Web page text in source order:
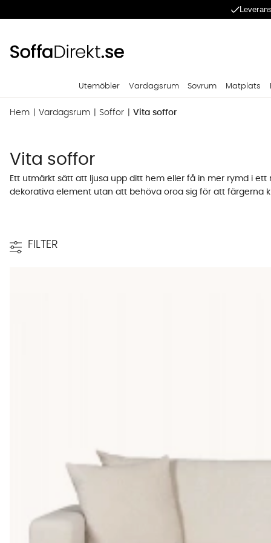
Utemöbler Vardagsrum Sovrum Matplats
Hem Vardagsrum Soffor Vita soffor
Vita soffor
Ett utmärkt sätt att ljusa upp ditt hem eller få in mer rymd i
dekorativa element utan att behöva oroa sig för att färgerna
Att tänka på när du väljer en vit soffa
FILTER